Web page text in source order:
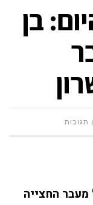
בן
תגובות
בן 80 נהרג על מעבר החצייה